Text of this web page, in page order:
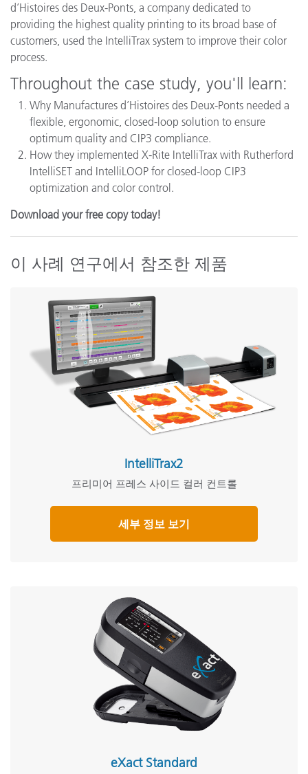
d’Histoires des Deux-Ponts, a company dedicated to
providing the highest quality printing to its broad base of
customers, used the IntelliTrax system to improve their color
process.
Throughout the case study, you'll learn:
Why Manufactures d’Histoires des Deux-Ponts needed a
flexible, ergonomic, closed-loop solution to ensure
optimum quality and CIP3 compliance.
How they implemented X-Rite IntelliTrax with Rutherford
IntelliSET and IntelliLOOP for closed-loop CIP3
optimization and color control.
Download your free copy today!
이 사례 연구에서 참조한 제품
IntelliTrax2
프리미어 프레스 사이드 컬러 컨트롤
세부 정보 보기
eXact Standard